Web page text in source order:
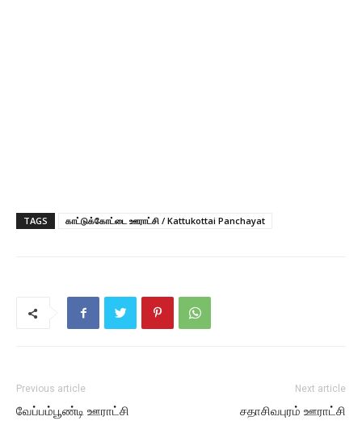
TAGS காட்டுக்கோட்டை ஊராட்சி / Kattukottai Panchayat
Previous article
வேப்பம்பூண்டி ஊராட்சி
Next article
சதாசிவபுரம் ஊராட்சி